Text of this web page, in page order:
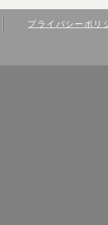
プライバシーポリ